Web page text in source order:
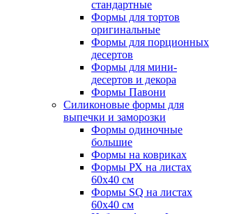
стандартные
Формы для тортов
оригинальные
Формы для порционных
десертов
Формы для мини-
десертов и декора
Формы Павони
Силиконовые формы для
выпечки и заморозки
Формы одиночные
большие
Формы на ковриках
Формы РХ на листах
60х40 см
Формы SQ на листах
60х40 см